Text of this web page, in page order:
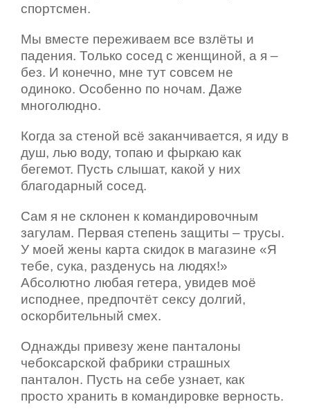
спортсмен.
Мы вместе переживаем все взлёты и
падения. Только сосед с женщиной, а я –
без. И конечно, мне тут совсем не
одиноко. Особенно по ночам. Даже
многолюдно.
Когда за стеной всё заканчивается, я иду в
душ, лью воду, топаю и фыркаю как
бегемот. Пусть слышат, какой у них
благодарный сосед.
Сам я не склонен к командировочным
загулам. Первая степень защиты – трусы.
У моей жены карта скидок в магазине «Я
тебе, сука, разденусь на людях!»
Абсолютно любая гетера, увидев моё
исподнее, предпочтёт сексу долгий,
оскорбительный смех.
Однажды привезу жене панталоны
чебоксарской фабрики страшных
панталон. Пусть на себе узнает, как
просто хранить в командировке верность.